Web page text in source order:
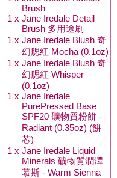
Brush
1 x Jane Iredale Detail
Brush 多用途刷
1 x Jane Iredale Blush 奇
幻腮紅 Mocha (0.1oz)
1 x Jane Iredale Blush 奇
幻腮紅 Whisper
(0.1oz)
1 x Jane Iredale
PurePressed Base
SPF20 礦物質粉餅 -
Radiant (0.35oz) (餅
芯)
1 x Jane Iredale Liquid
Minerals 礦物質潤澤
慕斯 - Warm Sienna